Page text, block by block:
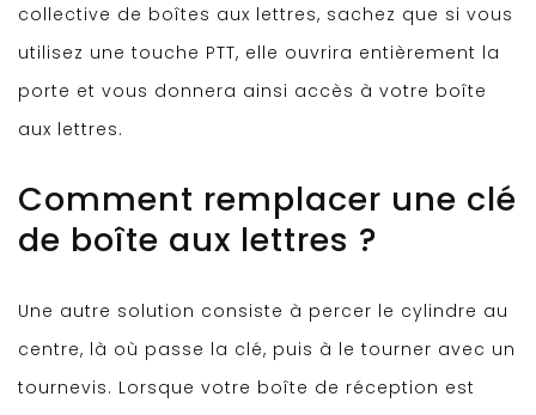
collective de boîtes aux lettres, sachez que si vous
utilisez une touche PTT, elle ouvrira entièrement la
porte et vous donnera ainsi accès à votre boîte
aux lettres.
Comment remplacer une clé
de boîte aux lettres ?
Une autre solution consiste à percer le cylindre au
centre, là où passe la clé, puis à le tourner avec un
tournevis. Lorsque votre boîte de réception est